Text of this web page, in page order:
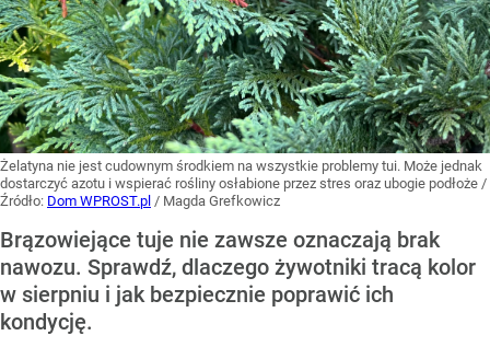
Żelatyna nie jest cudownym środkiem na wszystkie problemy tui. Może jednak
dostarczyć azotu i wspierać rośliny osłabione przez stres oraz ubogie podłoże /
Źródło: Dom WPROST.pl / Magda Grefkowicz
Brązowiejące tuje nie zawsze oznaczają brak
nawozu. Sprawdź, dlaczego żywotniki tracą kolor
w sierpniu i jak bezpiecznie poprawić ich
kondycję.